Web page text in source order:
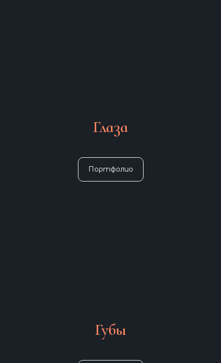
Глаза
Портфолио
Губы